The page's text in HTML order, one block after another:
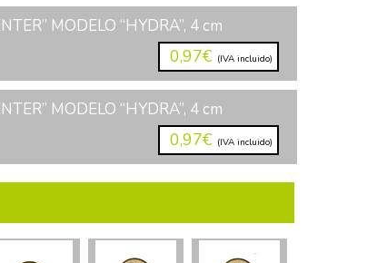
MODELO “HYDRA”, 4 cm
0,97€ (IVA incluido)
MODELO “HYDRA”, 4 cm
0,97€ (IVA incluido)